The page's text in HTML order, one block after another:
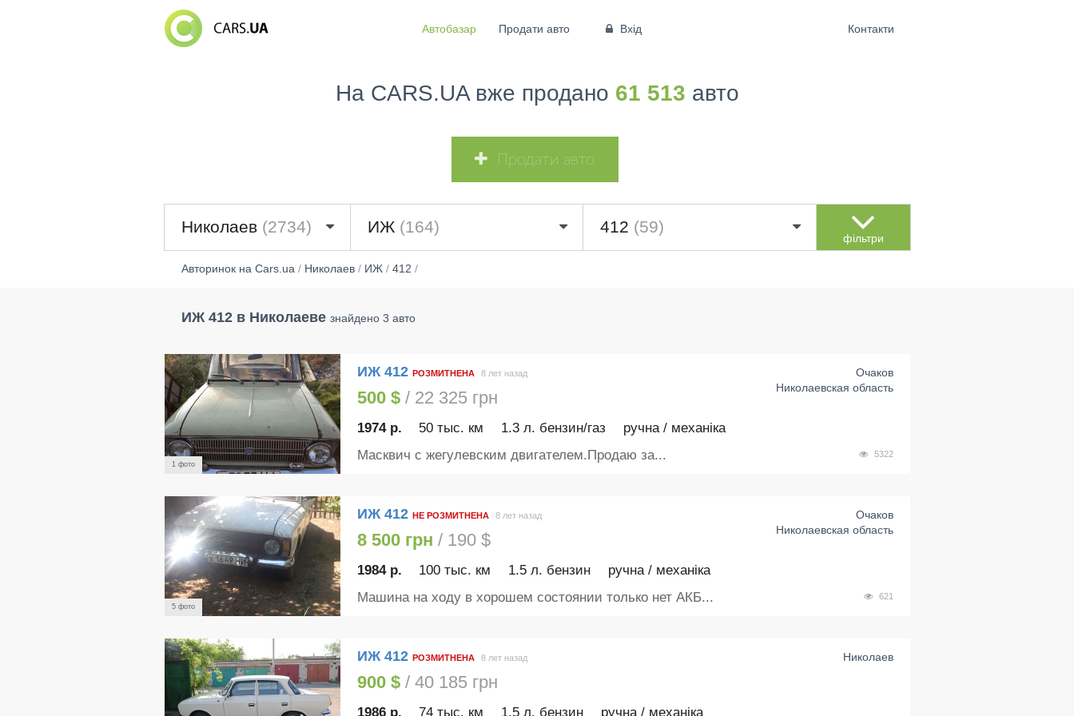
Автобазар Продати авто Вхід Контакти
На CARS.UA вже продано 61 513 авто
Продати авто
Николаев (2734) ИЖ (164) 412 (59)
фільтри
Авторинок на Cars.ua/ Николаев/ ИЖ/ 412 /
ИЖ 412 в Николаеве знайдено 3 авто
1 фото
ИЖ 412 РОЗМИТНЕНА
Очаков
Николаевская область
8 лет назад
500 $/ 22 325 грн
1974 р. 50 тыс. км 1.3 л. бензин/газ ручна / механіка
5322
Масквич с жегулевским двигателем.Продаю за...
5 фото
ИЖ 412 НЕ РОЗМИТНЕНА
Очаков
Николаевская область
8 лет назад
8 500 грн / 190 $
1984 р. 100 тыс. км 1.5 л. бензин ручна / механіка
621
Машина на ходу в хорошем состоянии только нет АКБ...
ИЖ 412 РОЗМИТНЕНА Николаев
8 лет назад
900 $/ 40 185 грн
1986 р. 74 тыс. км 1.5 л. бензин ручна / механіка